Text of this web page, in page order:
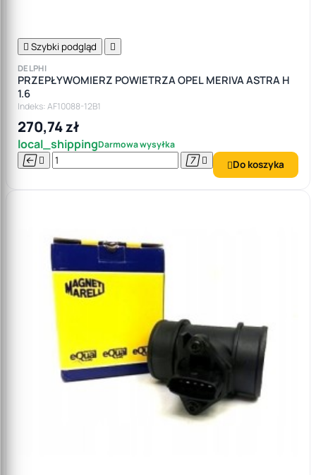
 Szybki podgląd 
DELPHI
PRZEPŁYWOMIERZ POWIETRZA OPEL MERIVA ASTRA H
1.6
Indeks: AF10088-12B1
270,74 zł
local_shippingDarmowa wysyłka
    Do koszyka